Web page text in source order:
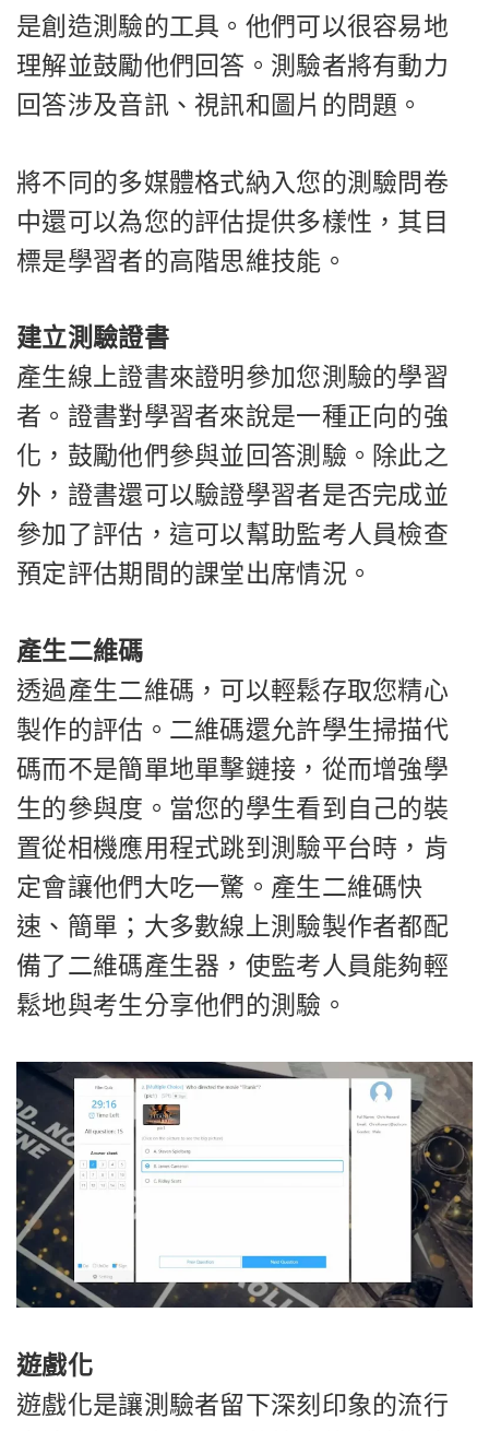
是創造測驗的工具。他們可以很容易地
理解並鼓勵他們回答。測驗者將有動力
回答涉及音訊、視訊和圖片的問題。
將不同的多媒體格式納入您的測驗問卷
中還可以為您的評估提供多樣性，其目
標是學習者的高階思維技能。
建立測驗證書
產生線上證書來證明參加您測驗的學習
者。證書對學習者來說是一種正向的強
化，鼓勵他們參與並回答測驗。除此之
外，證書還可以驗證學習者是否完成並
參加了評估，這可以幫助監考人員檢查
預定評估期間的課堂出席情況。
產生二維碼
透過產生二維碼，可以輕鬆存取您精心
製作的評估。二維碼還允許學生掃描代
碼而不是簡單地單擊鏈接，從而增強學
生的參與度。當您的學生看到自己的裝
置從相機應用程式跳到測驗平台時，肯
定會讓他們大吃一驚。產生二維碼快
速、簡單；大多數線上測驗製作者都配
備了二維碼產生器，使監考人員能夠輕
鬆地與考生分享他們的測驗。
遊戲化
遊戲化是讓測驗者留下深刻印象的流行